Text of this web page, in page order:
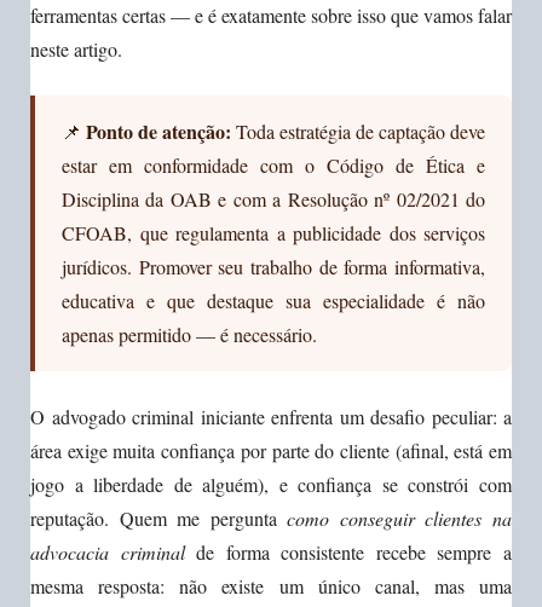
ferramentas certas — e é exatamente sobre isso que vamos falar
neste artigo.
📌 Ponto de atenção: Toda estratégia de captação deve
estar em conformidade com o Código de Ética e
Disciplina da OAB e com a Resolução nº 02/2021 do
CFOAB, que regulamenta a publicidade dos serviços
jurídicos. Promover seu trabalho de forma informativa,
educativa e que destaque sua especialidade é não
apenas permitido — é necessário.
O advogado criminal iniciante enfrenta um desafio peculiar: a
área exige muita confiança por parte do cliente (afinal, está em
jogo a liberdade de alguém), e confiança se constrói com
reputação. Quem me perguntacomo conseguir clientes na
advocacia criminalde forma consistente recebe sempre a
mesma resposta: não existe um único canal, mas uma